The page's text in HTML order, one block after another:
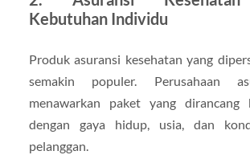
Kebutuhan Individu
Produk asuransi kesehatan yang
semakin populer. Perusahaan
menawarkan paket yang dirancang
dengan gaya hidup, usia, dan
pelanggan.